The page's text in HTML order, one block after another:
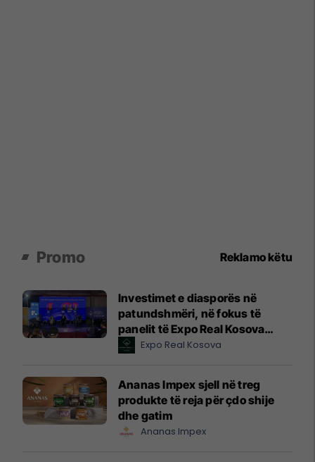
Promo Reklamo këtu
Investimet e diasporës në
patundshmëri, në fokus të
panelit të Expo Real Kosova
2026Expo Real Kosova
Ananas Impex sjell në treg
produkte të reja për çdo shije
dhe gatim
Ananas Impex